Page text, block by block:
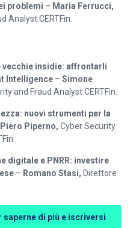
problemi – Maria Ferrucci,
Analyst CERTFin.
vecchie insidie: affrontarli
Intelligence – Simone
and Fraud Analyst CERTFin.
nuovi strumenti per la
Piero Piperno, Cyber Security
digitale e PNRR: investire
– Romano Stasi, Direttore
saperne di più e iscriversi